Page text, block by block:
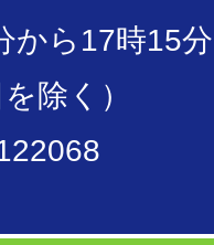
から17時15
除く）